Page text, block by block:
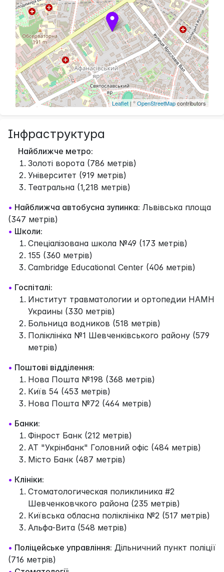
Leaflet| ©OpenStreetMapcontributors
Інфраструктура
Найближче метро:
Золоті ворота (786 метрів)
Університет (919 метрів)
Театральна (1,218 метрів)
• Найближча автобусна зупинка: Львівська площа
(347 метрів)
• Школи:
Спеціалізована школа №49 (173 метрів)
155 (360 метрів)
Cambridge Educational Center (406 метрів)
• Госпіталі:
Институт травматологии и ортопедии НАМН
Украины (330 метрів)
Больница водников (518 метрів)
Поліклініка №1 Шевченківського району (579
метрів)
• Поштові відділення:
Нова Пошта №198 (368 метрів)
Київ 54 (453 метрів)
Нова Пошта №72 (464 метрів)
• Банки:
Фінрост Банк (212 метрів)
АТ "Укрінбанк" Головний офіс (484 метрів)
Місто Банк (487 метрів)
• Клініки:
Стоматологическая поликлиника #2
Шевченковчкого района (235 метрів)
Київська обласна поліклініка №2 (517 метрів)
Альфа-Вита (548 метрів)
• Поліцейське управління: Дільничний пункт поліції
(716 метрів)